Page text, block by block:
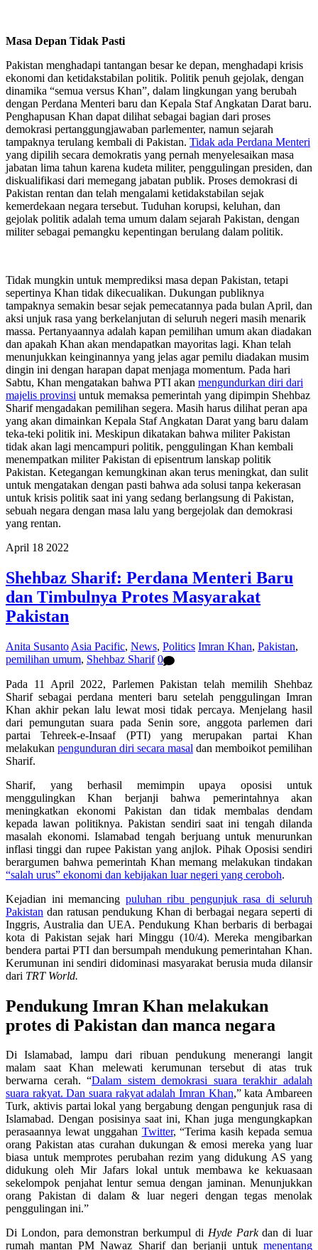
Masa Depan Tidak Pasti
Pakistan menghadapi tantangan besar ke depan, menghadapi krisis
ekonomi dan ketidakstabilan politik. Politik penuh gejolak, dengan
dinamika “semua versus Khan”, dalam lingkungan yang berubah
dengan Perdana Menteri baru dan Kepala Staf Angkatan Darat baru.
Penghapusan Khan dapat dilihat sebagai bagian dari proses
demokrasi pertanggungjawaban parlementer, namun sejarah
tampaknya terulang kembali di Pakistan. Tidak ada Perdana Menteri
yang dipilih secara demokratis yang pernah menyelesaikan masa
jabatan lima tahun karena kudeta militer, penggulingan presiden, dan
diskualifikasi dari memegang jabatan publik. Proses demokrasi di
Pakistan rentan dan telah mengalami ketidakstabilan sejak
kemerdekaan negara tersebut. Tuduhan korupsi, keluhan, dan
gejolak politik adalah tema umum dalam sejarah Pakistan, dengan
militer sebagai pemangku kepentingan berulang dalam politik.
Tidak mungkin untuk memprediksi masa depan Pakistan, tetapi
sepertinya Khan tidak dikecualikan. Dukungan publiknya
tampaknya semakin besar sejak pemecatannya pada bulan April, dan
aksi unjuk rasa yang berkelanjutan di seluruh negeri masih menarik
massa. Pertanyaannya adalah kapan pemilihan umum akan diadakan
dan apakah Khan akan mendapatkan mayoritas lagi. Khan telah
menunjukkan keinginannya yang jelas agar pemilu diadakan musim
dingin ini dengan harapan dapat menjaga momentum. Pada hari
Sabtu, Khan mengatakan bahwa PTI akan mengundurkan diri dari
majelis provinsi untuk memaksa pemerintah yang dipimpin Shehbaz
Sharif mengadakan pemilihan segera. Masih harus dilihat peran apa
yang akan dimainkan Kepala Staf Angkatan Darat yang baru dalam
teka-teki politik ini. Meskipun dikatakan bahwa militer Pakistan
tidak akan lagi mencampuri politik, penggulingan Khan kembali
menempatkan militer Pakistan di episentrum lanskap politik
Pakistan. Ketegangan kemungkinan akan terus meningkat, dan sulit
untuk mengatakan dengan pasti bahwa ada solusi tanpa kekerasan
untuk krisis politik saat ini yang sedang berlangsung di Pakistan,
sebuah negara dengan masa lalu yang bergejolak dan demokrasi
yang rentan.
April 18 2022
Shehbaz Sharif: Perdana Menteri Baru
dan Timbulnya Protes Masyarakat
Pakistan
Anita Susanto Asia Pacific, News, Politics Imran Khan, Pakistan,
pemilihan umum, Shehbaz Sharif 0
Pada 11 April 2022, Parlemen Pakistan telah memilih Shehbaz
Sharif sebagai perdana menteri baru setelah penggulingan Imran
Khan akhir pekan lalu lewat mosi tidak percaya. Menjelang hasil
dari pemungutan suara pada Senin sore, anggota parlemen dari
partai Tehreek-e-Insaaf (PTI) yang merupakan partai Khan
melakukan pengunduran diri secara masal dan memboikot pemilihan
Sharif.
Sharif, yang berhasil memimpin upaya oposisi untuk
menggulingkan Khan berjanji bahwa pemerintahnya akan
meningkatkan ekonomi Pakistan dan tidak membalas dendam
kepada lawan politiknya. Pakistan sendiri saat ini tengah dilanda
masalah ekonomi. Islamabad tengah berjuang untuk menurunkan
inflasi tinggi dan rupee Pakistan yang anjlok. Pihak Oposisi sendiri
berargumen bahwa pemerintah Khan memang melakukan tindakan
“salah urus” ekonomi dan kebijakan luar negeri yang ceroboh.
Kejadian ini memancing puluhan ribu pengunjuk rasa di seluruh
Pakistan dan ratusan pendukung Khan di berbagai negara seperti di
Inggris, Australia dan UEA. Pendukung Khan berbaris di berbagai
kota di Pakistan sejak hari Minggu (10/4). Mereka mengibarkan
bendera partai PTI dan bersumpah mendukung pemerintahan Khan.
Kerumunan ini sendiri didominasi masyarakat berusia muda dilansir
dari TRT World.
Pendukung Imran Khan melakukan
protes di Pakistan dan manca negara
Di Islamabad, lampu dari ribuan pendukung menerangi langit
malam saat Khan melewati kerumunan tersebut di atas truk
berwarna cerah. “Dalam sistem demokrasi suara terakhir adalah
suara rakyat. Dan suara rakyat adalah Imran Khan,” kata Ambareen
Turk, aktivis partai lokal yang bergabung dengan pengunjuk rasa di
Islamabad. Dengan posisinya saat ini, Khan juga mengungkapkan
perasaannya lewat unggahan Twitter, “Terima kasih kepada semua
orang Pakistan atas curahan dukungan & emosi mereka yang luar
biasa untuk memprotes perubahan rezim yang didukung AS yang
didukung oleh Mir Jafars lokal untuk membawa ke kekuasaan
sekelompok penjahat lentur semua dengan jaminan. Menunjukkan
orang Pakistan di dalam & luar negeri dengan tegas menolak
penggulingan ini.”
Di London, para demonstran berkumpul di Hyde Parkdan di luar
rumah mantan PM Nawaz Sharif dan berjanji untuk menentang